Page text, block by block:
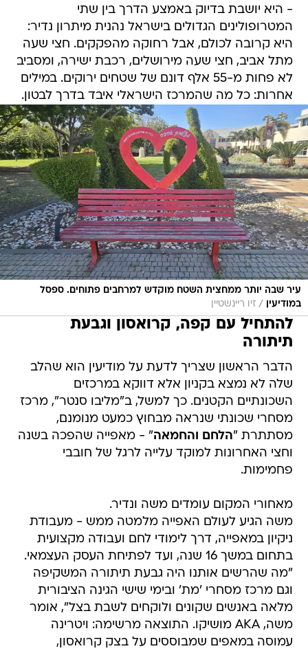
- היא יושבת בדיוק באמצע הדרך בין שתי
המטרופולינים הגדולים בישראל נהנית מיתרון נדיר:
היא קרובה לכולם, אבל רחוקה מהפקקים. חצי שעה
מתל אביב, חצי שעה מירושלים, רכבת ישירה, ומסביב
לא פחות מ-55 אלף דונם של שטחים ירוקים. במילים
אחרות: כל מה שהמרכז הישראלי איבד בדרך לבטון.
עיר שבה יותר ממחצית השטח מוקדש למרחבים פתוחים. ספסל
במודיעין
/ זיו ריינשטיין
להתחיל עם קפה, קרואסון וגבעת
תיתורה
הדבר הראשון שצריך לדעת על מודיעין הוא שהלב
שלה לא נמצא בקניון אלא דווקא במרכזים
השכונתיים הקטנים. כך למשל, ב"מליבו סנטר", מרכז
מסחרי שכונתי שנראה מבחוץ כמעט מנומנם,
מסתתרת "הלחם והחמאה" - מאפייה שהפכה בשנה
וחצי האחרונות למוקד עלייה לרגל של חובבי
פחמימות.
מאחורי המקום עומדים משה ונדיר.
משה הגיע לעולם האפייה מלמטה ממש - מעבודת
ניקיון במאפייה, דרך לימודי לחם ועבודה מקצועית
בתחום במשך 16 שנה, ועד לפתיחת העסק העצמאי.
"מה שהרשים אותנו היה גבעת תיתורה המשקיפה
וגם מרכז מסחרי 'מת' ובימי שישי הגינה הציבורית
מלאה באנשים שקונים ולוקחים לשבת בצל", אומר
משה, AKA מושיקו. התוצאה מרשימה: ויטרינה
עמוסה במאפים שמבוססים על בצק קרואסון,